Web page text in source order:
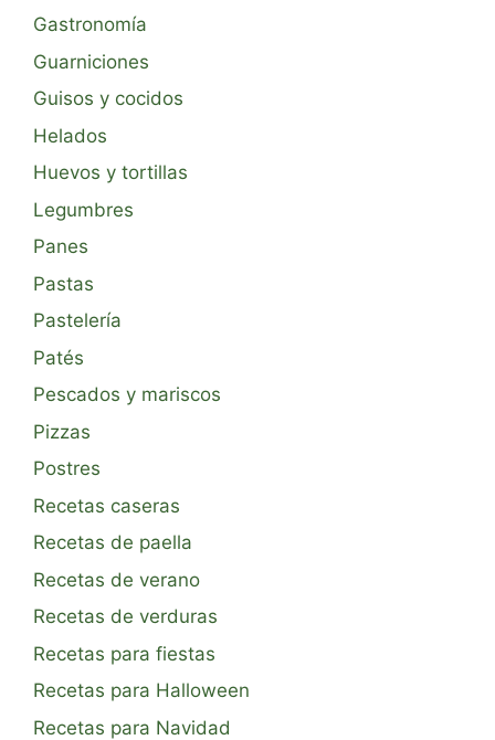
Gastronomía
Guarniciones
Guisos y cocidos
Helados
Huevos y tortillas
Legumbres
Panes
Pastas
Pastelería
Patés
Pescados y mariscos
Pizzas
Postres
Recetas caseras
Recetas de paella
Recetas de verano
Recetas de verduras
Recetas para fiestas
Recetas para Halloween
Recetas para Navidad